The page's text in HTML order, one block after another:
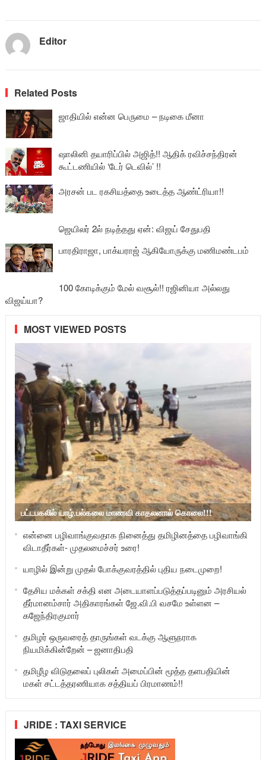
Editor
Related Posts
ஜாதியில் என்ன பெருமை – நடிகை மீனா
ஷாலினி தயாரிப்பில் அஜித்!! ஆதிக் ரவிச்சந்திரன்
கூட்டணியில் ‘டேர் டெவில்’ !!
அரசன் பட ரகசியத்தை உடைத்த ஆண்ட்ரியா!!
ஜெயிலர் 2ல் நடித்தது ஏன்: விஜய் சேதுபதி
பாரதிராஜா, பாக்யராஜ் ஆகியோருக்கு மணிமண்டபம்
100 கோடிக்கும் மேல் வசூல்!! ரஜினியா அல்லது
விஜய்யா?
MOST VIEWED POSTS
பட்டபகலில் யாழ்.பல்கலை மாணவி காதலனால் கொலை!!!
என்னை பழிவாங்குவதாக நினைத்து தமிழினத்தை பழிவாங்கி
விடாதீர்கள்- முதலமைச்சர் உரை!
யாழில் இன்று முதல் போக்குவரத்தில் புதிய நடைமுறை!
தேசிய மக்கள் சக்தி என அடையாளப்படுத்தப்படினும் அரசியல்
தீர்மானம்சார் அதிகாரங்கள் ஜே.வி.பி வசமே உள்ளன –
கஜேந்திரகுமார்
தமிழர் ஒருவரைத் தாருங்கள் வடக்கு ஆளுநராக
நியமிக்கின்றேன் – ஜனாதிபதி
தமிழீழ விடுதலைப் புலிகள் அமைப்பின் மூத்த தளபதியின்
மகள் சட்டத்தரணியாக சத்தியப் பிரமாணம்!!
JRIDE : TAXI SERVICE